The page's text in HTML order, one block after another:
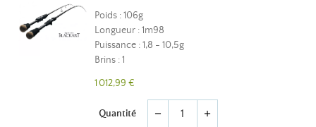
Poids : 106g
Longueur : 1m98
Puissance : 1,8 - 10,5g
Brins : 1
1 012,99 €
Quantité remove add